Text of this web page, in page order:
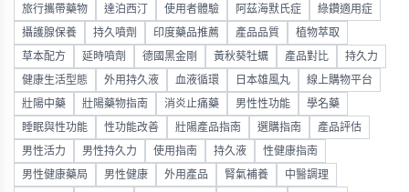
旅行攜帶藥物 達泊西汀 使用者體驗 阿茲海默氏症 綠鑽適用症
攝護腺保養 持久噴劑 印度藥品推薦 產品品質 植物萃取
草本配方 延時噴劑 德國黑金剛 黃秋葵牡蠣 產品對比 持久力
健康生活型態 外用持久液 血液循環 日本雄風丸 線上購物平台
壯陽中藥 壯陽藥物指南 消炎止痛藥 男性性功能 學名藥
睡眠與性功能 性功能改善 壯陽產品指南 選購指南 產品評估
男性活力 男性持久力 使用指南 持久液 性健康指南
男性健康藥局 男性健康 外用產品 腎氣補養 中醫調理